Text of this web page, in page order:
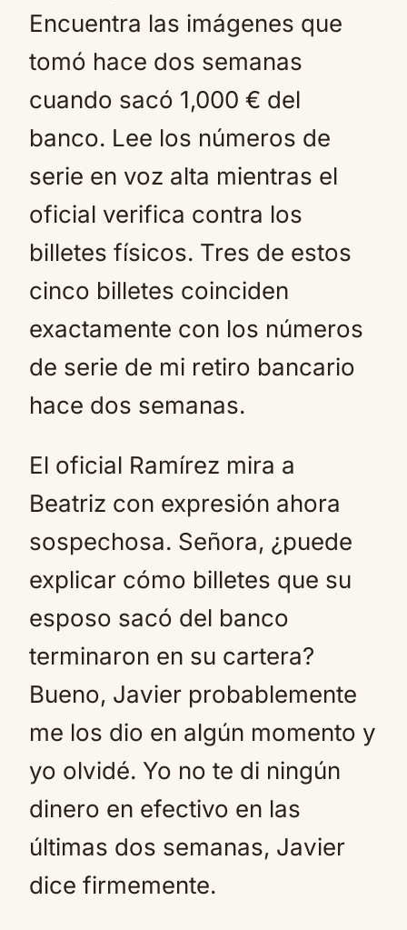
Encuentra las imágenes que
tomó hace dos semanas
cuando sacó 1,000 € del
banco. Lee los números de
serie en voz alta mientras el
oficial verifica contra los
billetes físicos. Tres de estos
cinco billetes coinciden
exactamente con los números
de serie de mi retiro bancario
hace dos semanas.
El oficial Ramírez mira a
Beatriz con expresión ahora
sospechosa. Señora, ¿puede
explicar cómo billetes que su
esposo sacó del banco
terminaron en su cartera?
Bueno, Javier probablemente
me los dio en algún momento y
yo olvidé. Yo no te di ningún
dinero en efectivo en las
últimas dos semanas, Javier
dice firmemente.